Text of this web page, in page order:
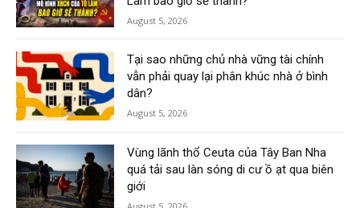
August 5, 2026
Tại sao những chủ nhà vững tài chính
vẫn phải quay lại phân khúc nhà ở bình
dân?
August 5, 2026
Vùng lãnh thổ Ceuta của Tây Ban Nha
quá tải sau làn sóng di cư ồ ạt qua biên
giới